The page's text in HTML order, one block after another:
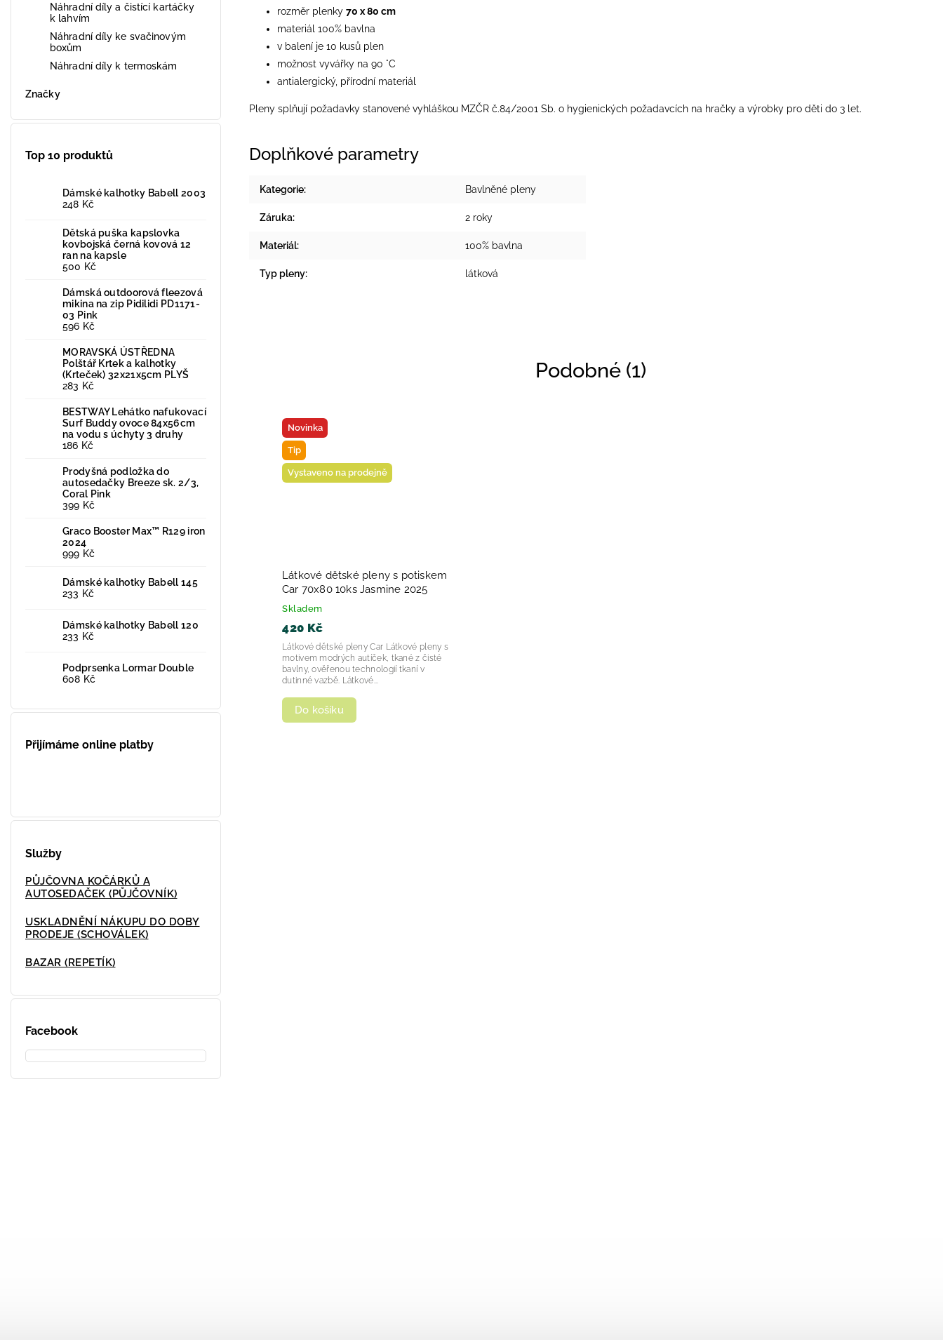
Náhradní díly a čistící kartáčky
k lahvím
Náhradní díly ke svačinovým
boxům
Náhradní díly k termoskám
Značky
Top 10 produktů
Dámské kalhotky Babell 2003
248 Kč
Dětská puška kapslovka
kovbojská černá kovová 12
ran na kapsle
500 Kč
Dámská outdoorová fleezová
mikina na zip Pidilidi PD1171-
03 Pink
596 Kč
MORAVSKÁ ÚSTŘEDNA
Polštář Krtek a kalhotky
(Krteček) 32x21x5cm PLYŠ
283 Kč
BESTWAY Lehátko nafukovací
Surf Buddy ovoce 84x56cm
na vodu s úchyty 3 druhy
186 Kč
Prodyšná podložka do
autosedačky Breeze sk. 2/3,
Coral Pink
399 Kč
Graco Booster Max™ R129 iron
2024
999 Kč
Dámské kalhotky Babell 145
233 Kč
Dámské kalhotky Babell 120
233 Kč
Podprsenka Lormar Double
608 Kč
Přijímáme online platby
Služby
PŮJČOVNA KOČÁRKŮ A
AUTOSEDAČEK (PŮJČOVNÍK)
USKLADNĚNÍ NÁKUPU DO DOBY
PRODEJE (SCHOVÁLEK)
BAZAR (REPETÍK)
Facebook
rozměr plenky 70 x 80 cm
materiál 100% bavlna
v balení je 10 kusů plen
možnost vyvářky na 90 °C
antialergický, přírodní materiál
Pleny splňují požadavky stanovené vyhláškou MZČR č.84/2001 Sb. o hygienických požadavcích na hračky a výrobky pro děti do 3 let.
Doplňkové parametry
Kategorie: Bavlněné pleny
Záruka: 2 roky
Materiál: 100% bavlna
Typ pleny: látková
Podobné (1)
Novinka
Tip
Vystaveno na prodejně
Látkové dětské pleny s potiskem
Car 70x80 10ks Jasmine 2025
Skladem
420 Kč
Do košíku
Látkové dětské pleny Car Látkové pleny s
motivem modrých autíček, tkané z čisté
bavlny, ověřenou technologií tkaní v
dutinné vazbě. Látkové...